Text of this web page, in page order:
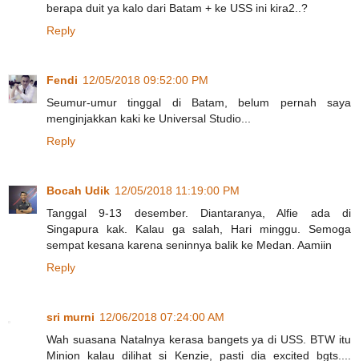
berapa duit ya kalo dari Batam + ke USS ini kira2..?
Reply
Fendi 12/05/2018 09:52:00 PM
Seumur-umur tinggal di Batam, belum pernah saya
menginjakkan kaki ke Universal Studio...
Reply
Bocah Udik 12/05/2018 11:19:00 PM
Tanggal 9-13 desember. Diantaranya, Alfie ada di
Singapura kak. Kalau ga salah, Hari minggu. Semoga
sempat kesana karena seninnya balik ke Medan. Aamiin
Reply
sri murni 12/06/2018 07:24:00 AM
Wah suasana Natalnya kerasa bangets ya di USS. BTW itu
Minion kalau dilihat si Kenzie, pasti dia excited bgts....